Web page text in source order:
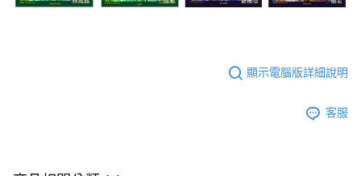
顯示電腦版詳細說明
客服